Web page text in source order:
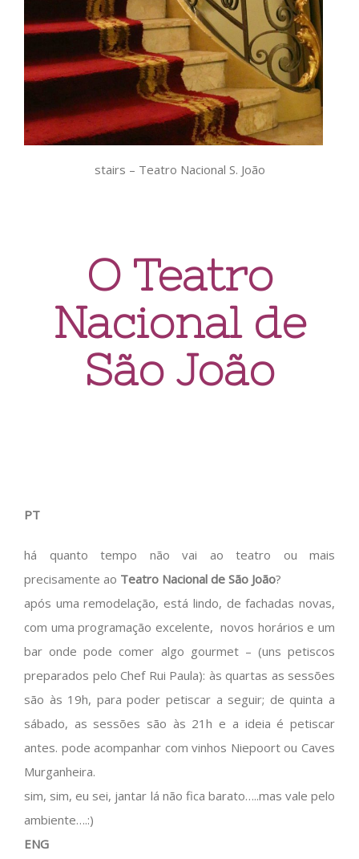
stairs – Teatro Nacional S. João
O Teatro
Nacional de
São João
PT
há quanto tempo não vai ao teatro ou mais
precisamente ao Teatro Nacional de São João?
após uma remodelação, está lindo, de fachadas novas,
com uma programação excelente, novos horários e um
bar onde pode comer algo gourmet – (uns petiscos
preparados pelo Chef Rui Paula): às quartas as sessões
são às 19h, para poder petiscar a seguir; de quinta a
sábado, as sessões são às 21h e a ideia é petiscar
antes. pode acompanhar com vinhos Niepoort ou Caves
Murganheira.
sim, sim, eu sei, jantar lá não fica barato…..mas vale pelo
ambiente….:)
ENG